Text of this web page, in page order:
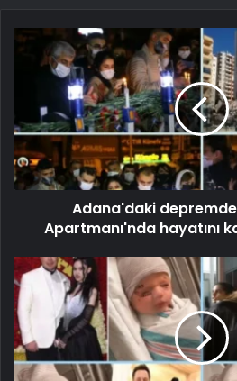
Adana'daki depremde
Apartmanı'nda hayatını